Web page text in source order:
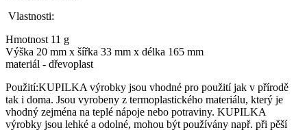
Vlastnosti:
Hmotnost 11 g
Výška 20 mm x šířka 33 mm x délka 165 mm
materiál - dřevoplast
Použití:KUPILKA výrobky jsou vhodné pro použití jak v přírodě
tak i doma. Jsou vyrobeny z termoplastického materiálu, který je
vhodný zejména na teplé nápoje nebo potraviny. KUPILKA
výrobky jsou lehké a odolné, mohou být používány např. při pěší